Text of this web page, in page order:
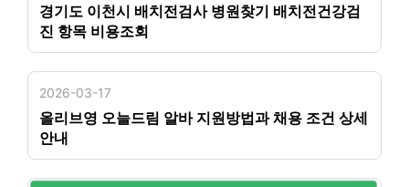
경기도 이천시 배치전검사 병원찾기 배치전건강검
진 항목 비용조회
2026-03-17
올리브영 오늘드림 알바 지원방법과 채용 조건 상세
안내